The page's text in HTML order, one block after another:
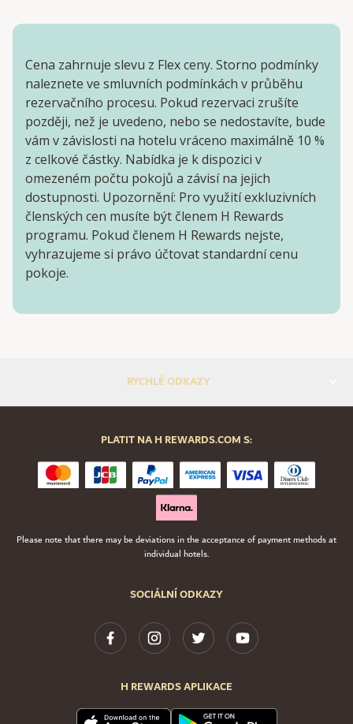
Cena zahrnuje slevu z Flex ceny. Storno podmínky
naleznete ve smluvních podmínkách v průběhu
rezervačního procesu. Pokud rezervaci zrušíte
později, než je uvedeno, nebo se nedostavíte, bude
vám v závislosti na hotelu vráceno maximálně 10 %
z celkové částky. Nabídka je k dispozici v
omezeném počtu pokojů a závisí na jejich
dostupnosti. Upozornění: Pro využití exkluzivních
členských cen musíte být členem H Rewards
programu. Pokud členem H Rewards nejste,
vyhrazujeme si právo účtovat standardní cenu
pokoje.
RYCHLÉ ODKAZY
SOCIÁLNÍ ODKAZY
H REWARDS APLIKACE
PLATIT NA H REWARDS.COM S:
Please note that there may be deviations in the acceptance of payment methods at
individual hotels.